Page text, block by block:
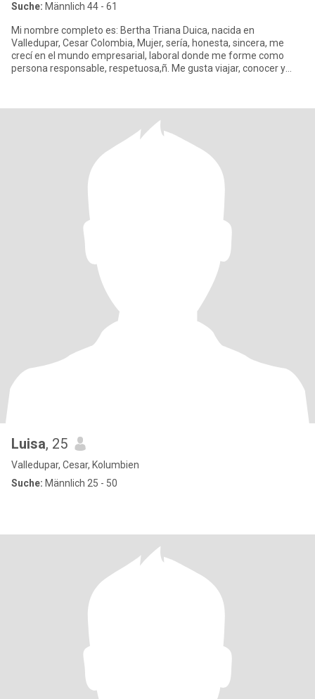
Suche: Männlich 44 - 61
Mi nombre completo es: Bertha Triana Duica, nacida en
Valledupar, Cesar Colombia, Mujer, sería, honesta, sincera, me
crecí en el mundo empresarial, laboral donde me forme como
persona responsable, respetuosa,ñ. Me gusta viajar, conocer y
Luisa, 25
Valledupar, Cesar, Kolumbien
Suche: Männlich 25 - 50